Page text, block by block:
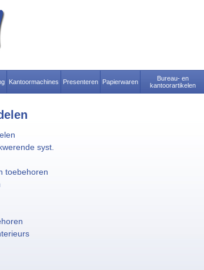
Kantoormachines Presenteren Papierwaren
Bureau- en
kantoorartikelen
syst.
toebehoren